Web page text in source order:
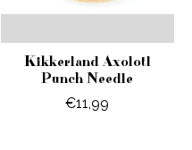
Kikkerland Axolotl
Punch Needle
€11,99